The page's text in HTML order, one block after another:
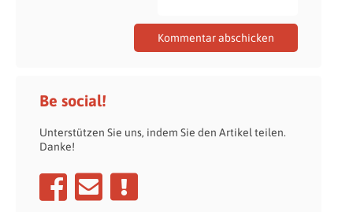
Be social!
Unterstützen Sie uns, indem Sie den Artikel teilen.
Danke!